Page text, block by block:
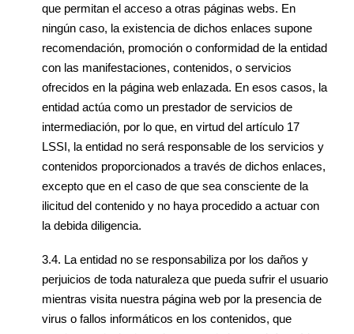
que permitan el acceso a otras páginas webs. En
ningún caso, la existencia de dichos enlaces supone
recomendación, promoción o conformidad de la entidad
con las manifestaciones, contenidos, o servicios
ofrecidos en la página web enlazada. En esos casos, la
entidad actúa como un prestador de servicios de
intermediación, por lo que, en virtud del artículo 17
LSSI, la entidad no será responsable de los servicios y
contenidos proporcionados a través de dichos enlaces,
excepto que en el caso de que sea consciente de la
ilicitud del contenido y no haya procedido a actuar con
la debida diligencia.
3.4. La entidad no se responsabiliza por los daños y
perjuicios de toda naturaleza que pueda sufrir el usuario
mientras visita nuestra página web por la presencia de
virus o fallos informáticos en los contenidos, que